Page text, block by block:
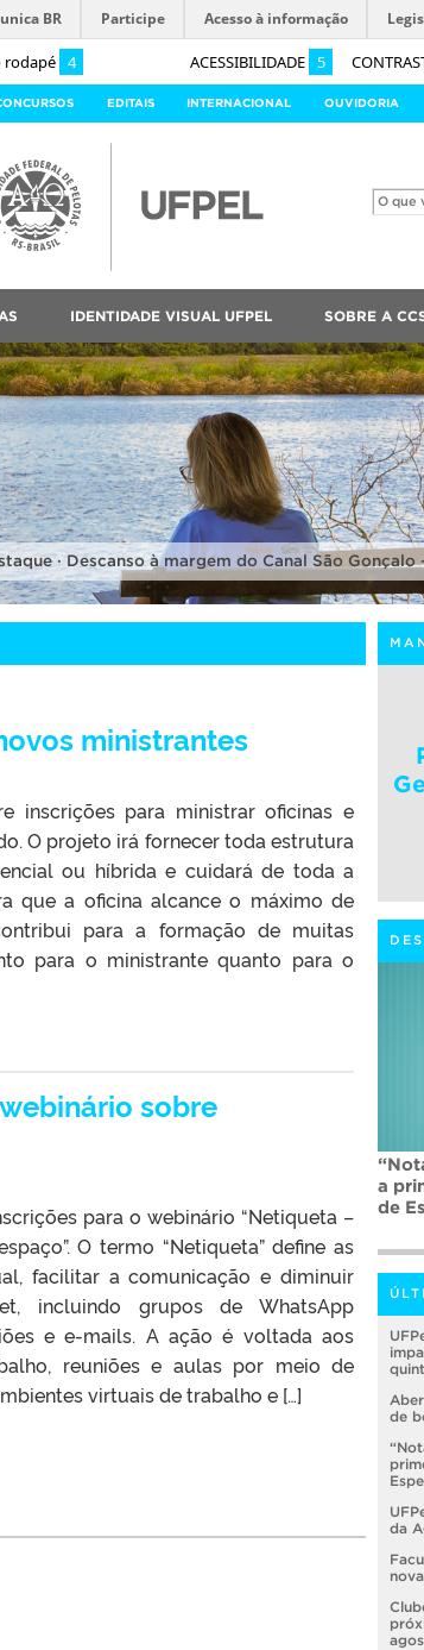
rodapé 4 ACESSIBILIDADE 5
BR Participe Acesso à informação
EDITAIS INTERNACIONAL OUVIDORIA
IDENTIDADE VISUAL UFPEL SOBRE A
· Descanso à margem do Canal São Gonçalo
ministrantes
inscrições para ministrar oficinas e
O projeto irá fornecer toda estrutura
ou híbrida e cuidará de toda a
que a oficina alcance o máximo de
para a formação de muitas
para o ministrante quanto para o
sobre
para o webinário “Netiqueta –
O termo “Netiqueta” define as
facilitar a comunicação e diminuir
incluindo grupos de WhatsApp
e e-mails. A ação é voltada aos
reuniões e aulas por meio de
virtuais de trabalho e […]
a
de
de
da